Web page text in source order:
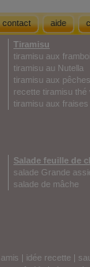
contact aide
Tiramisu
tiramisu aux
tiramisu au Nutella
tiramisu aux
recette tiramisu thé
tiramisu aux fraises
Salade feuille de
salade Grande
salade de mâche
| idée recette |